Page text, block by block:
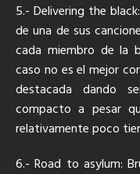
5.- Delivering the
de una de sus
cada miembro de la
caso no es el mejor
destacada dando
compacto a pesar
relativamente poco
6.- Road to asylum: